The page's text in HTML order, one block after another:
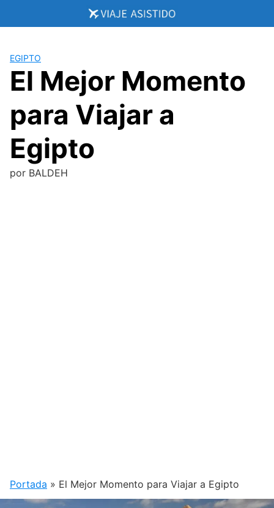
EGIPTO
El Mejor Momento
para Viajar a
Egipto
por BALDEH
Portada » El Mejor Momento para Viajar a Egipto